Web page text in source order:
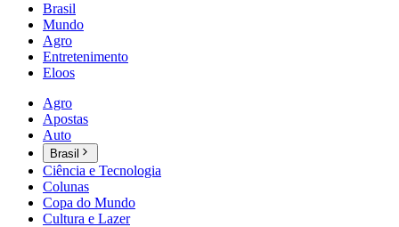
Brasil
Mundo
Agro
Entretenimento
Eloos
Agro
Apostas
Auto
Brasil
Ciência e Tecnologia
Colunas
Copa do Mundo
Cultura e Lazer